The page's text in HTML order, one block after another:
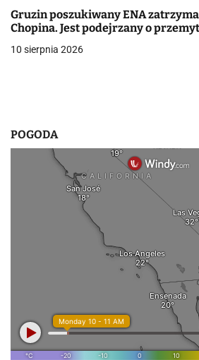
i
s
Gruzin poszukiwany ENA
Chopina. Jest podejrzany o
10 sierpnia 2026
POGODA